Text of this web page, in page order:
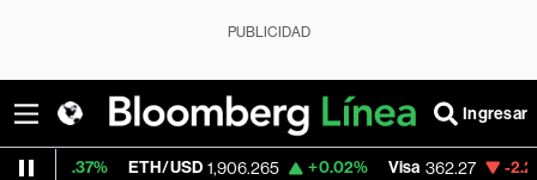
PUBLICIDAD
Ingresar
ETH/USD 1,906.265 +0.02% Visa 362.27 -2.21%